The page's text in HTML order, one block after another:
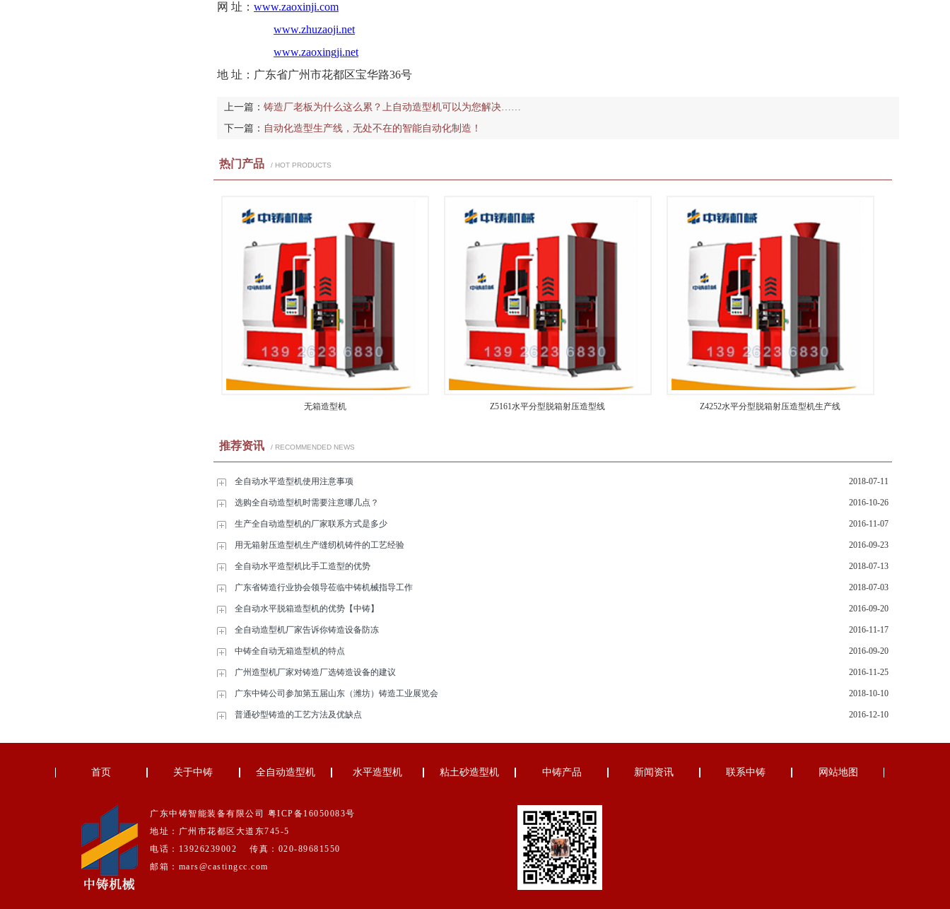
网 址： www.zaoxinji.com
www.zhuzaoji.net
www.zaoxingji.net
地 址：广东省广州市花都区宝华路36号
上一篇： 铸造厂老板为什么这么累？上自动造型机可以为您解决……
下一篇： 自动化造型生产线，无处不在的智能自动化制造！
热门产品 / HOT PRODUCTS
无箱造型机 Z5161水平分型脱箱射压造型线 Z4252水平分型脱箱射压造型机生产线
推荐资讯 / RECOMMENDED NEWS
2018-07-11
全自动水平造型机使用注意事项
2016-10-26
选购全自动造型机时需要注意哪几点？
2016-11-07
生产全自动造型机的厂家联系方式是多少
2016-09-23
用无箱射压造型机生产缝纫机铸件的工艺经验
2018-07-13
全自动水平造型机比手工造型的优势
2018-07-03
广东省铸造行业协会领导莅临中铸机械指导工作
2016-09-20
全自动水平脱箱造型机的优势【中铸】
2016-11-17
全自动造型机厂家告诉你铸造设备防冻
2016-09-20
中铸全自动无箱造型机的特点
2016-11-25
广州造型机厂家对铸造厂选铸造设备的建议
2018-10-10
广东中铸公司参加第五届山东（潍坊）铸造工业展览会
2016-12-10
普通砂型铸造的工艺方法及优缺点
首页 关于中铸 全自动造型机 水平造型机 粘土砂造型机 中铸产品 新闻资讯 联系中铸 网站地图
广东中铸智能装备有限公司 粤ICP备16050083号
地址：广州市花都区大道东745-5
电话：13926239002 传真：020-89681550
邮箱：mars@castingcc.com